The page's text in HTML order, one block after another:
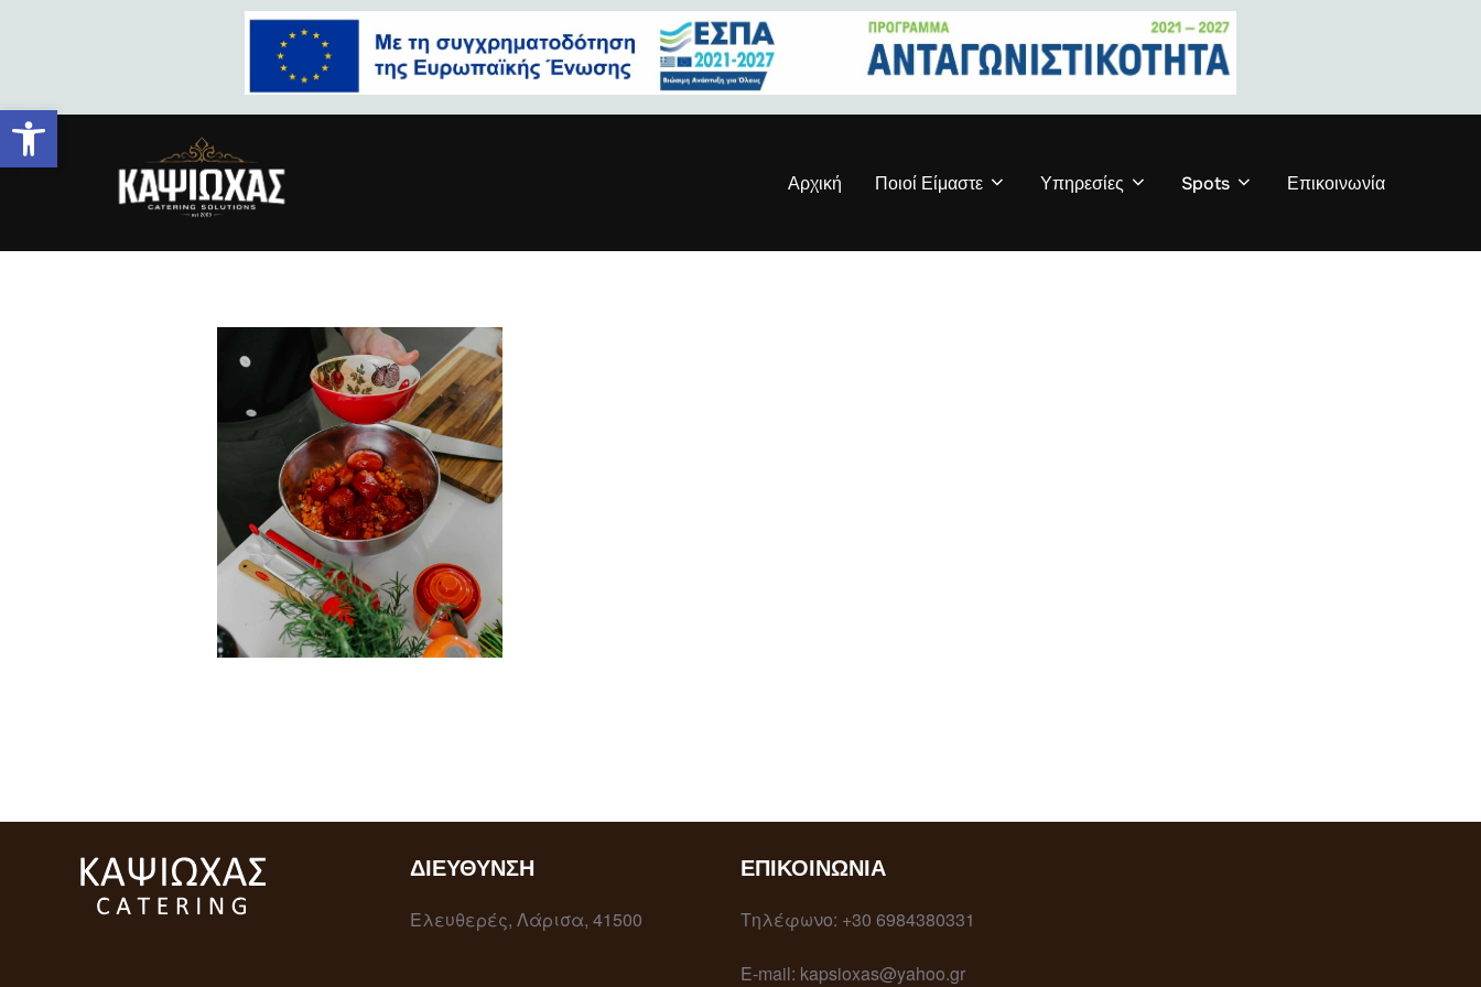
Αρχική Ποιοί Είμαστε Υπηρεσίες Spots Επικοινωνία
pexels-jonathanborba-29145752
ΔΙΕΎΘΥΝΣΗ
Ελευθερές, Λάρισα, 41500
ΕΠΙΚΟΙΝΩΝΊΑ
Τηλέφωνο: +30 6984380331
E-mail: kapsioxas@yahoo.gr
Ανοίξτε τη γραμμή εργαλείων